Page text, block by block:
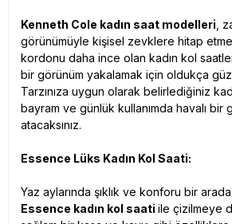
Kenneth Cole kadın saat modelleri ,
görünümüyle kişisel zevklere hitap
kordonu daha ince olan kadın kol
bir görünüm yakalamak için oldukça
Tarzınıza uygun olarak belirlediğiniz
bayram ve günlük kullanımda havalı bir
atacaksınız.
Essence Lüks Kadın Kol Saati:
Yaz aylarında şıklık ve konforu bir
Essence kadın kol saati ile çizilmeye